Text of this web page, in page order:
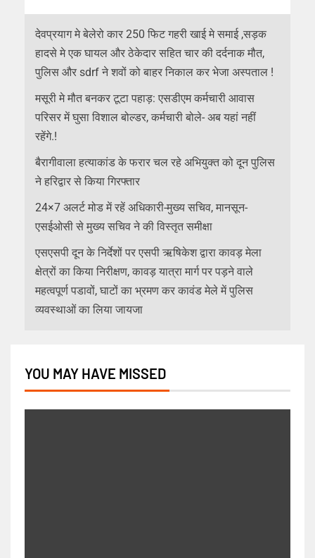
देवप्रयाग मे बेलेरो कार 250 फिट गहरी खाई मे समाई ,सड़क
हादसे मे एक घायल और ठेकेदार सहित चार की दर्दनाक मौत,
पुलिस और sdrf ने शवों को बाहर निकाल कर भेजा अस्पताल !
मसूरी मे मौत बनकर टूटा पहाड़: एसडीएम कर्मचारी आवास
परिसर में घुसा विशाल बोल्डर, कर्मचारी बोले- अब यहां नहीं
रहेंगे.!
बैरागीवाला हत्याकांड के फरार चल रहे अभियुक्त को दून पुलिस
ने हरिद्वार से किया गिरफ्तार
24×7 अलर्ट मोड में रहें अधिकारी-मुख्य सचिव, मानसून-
एसईओसी से मुख्य सचिव ने की विस्तृत समीक्षा
एसएसपी दून के निर्देशों पर एसपी ऋषिकेश द्वारा कावड़ मेला
क्षेत्रों का किया निरीक्षण, कावड़ यात्रा मार्ग पर पड़ने वाले
महत्वपूर्ण पडावों, घाटों का भ्रमण कर कावंड मेले में पुलिस
व्यवस्थाओं का लिया जायजा
YOU MAY HAVE MISSED